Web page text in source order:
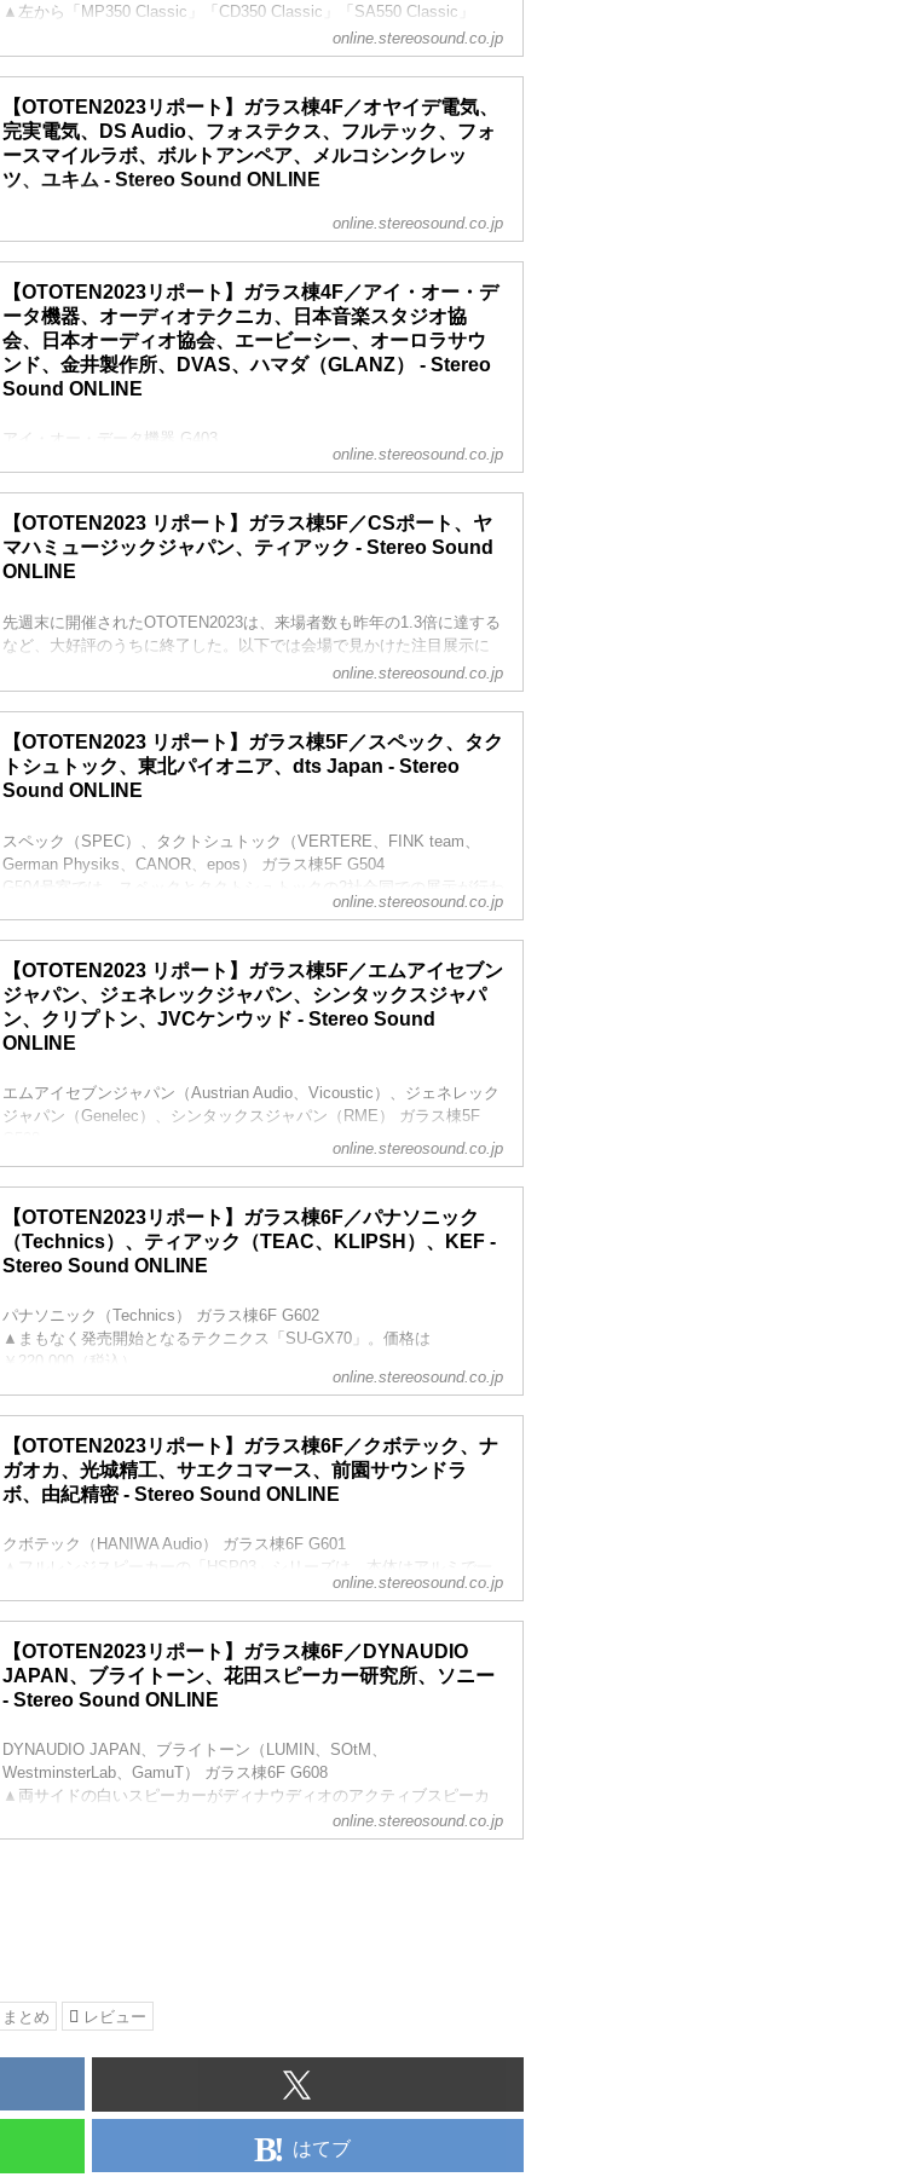
▲左から「MP350 Classic」「CD350 Classic」「SA550 Classic」
ハーマンインターナショナルでは、ガラス棟4F G409ブースを大きく二
つ――JBLコーナー、JBLハイエンドコーナー――に分けて、展示・試
聴を実施。エレベーターに近い方の入口（G408に近い方）入ってすぐ
のところには、既報の通り、プリメインアンプ「SA750」に続くJBL
CL...
online.stereosound.co.jp
【OTOTEN2023リポート】ガラス棟4F／オヤイデ電気、
完実電気、DS Audio、フォステクス、フルテック、フォ
ースマイルラボ、ボルトアンペア、メルコシンクレッ
ツ、ユキム - Stereo Sound ONLINE
あるパルシャットの使いこなしや、新製品の試聴会を行なっていた
昨年創業70周年を迎えたオヤイデ電気は、ラインナップするオーディ
オアクセサリーを、ブースいっぱいを使って多数展示。注目は、6月30
日から発売されるノイズ抑制シート「NRF-005L」（パルシャット）。
昨年末発売のテープタイプに続いて、シートタイプ（A4サイズ）の...
online.stereosound.co.jp
【OTOTEN2023リポート】ガラス棟4F／アイ・オー・デ
ータ機器、オーディオテクニカ、日本音楽スタジオ協
会、日本オーディオ協会、エービーシー、オーロラサウ
ンド、金井製作所、DVAS、ハマダ（GLANZ） - Stereo
Sound ONLINE
アイ・オー・データ機器 G403
▲ブースでは、新製品（参考展示）の「Soundgenic Plus」と「AS2」
「Soundgenic」の新製品となる「Soundgenic Plus」と、fidataブラン
ドの新製品「AS2」の展示が眼目で、実機を使って力の入った試聴デモ
ンストレーションを実施していた。Soundgenic Plusは、ハイレゾのス
Bl...
online.stereosound.co.jp
【OTOTEN2023 リポート】ガラス棟5F／CSポート、ヤ
マハミュージックジャパン、ティアック - Stereo Sound
ONLINE
先週末に開催されたOTOTEN2023は、来場者数も昨年の1.3倍に達する
など、大好評のうちに終了した。以下では会場で見かけた注目展示に
CSポート（CSPort） ガラス棟5F G501
CSポートでは、同社製ターンテーブル「TAT2M2」をメインにしたア
ナログレコード試聴システムを展示していた。フォノイコライザーに
は超高信頼管C3gを搭載した「C3EQM2」を組み合わせ、プリアンプに
も同じく超高信頼管C3gを用いた「C3PR」を使っている。パワーアン
online.stereosound.co.jp
【OTOTEN2023 リポート】ガラス棟5F／スペック、タク
トシュトック、東北パイオニア、dts Japan - Stereo
Sound ONLINE
スペック（SPEC）、タクトシュトック（VERTERE、FINK team、
German Physiks、CANOR、epos） ガラス棟5F G504
G504号室では、スペックとタクトシュトックの2社合同での展示が行わ
れ、交代でそれぞれの製品を紹介するデモが開催されていた。
MCカートリッジ「MYSTIC MC」を組み合わせたシステムでアナログ
レコード...
online.stereosound.co.jp
【OTOTEN2023 リポート】ガラス棟5F／エムアイセブン
ジャパン、ジェネレックジャパン、シンタックスジャパ
ン、クリプトン、JVCケンウッド - Stereo Sound
ONLINE
エムアイセブンジャパン（Austrian Audio、Vicoustic）、ジェネレック
ジャパン（Genelec）、シンタックスジャパン（RME） ガラス棟5F
G508号室では、ジェネレックのスピーカーを使った6.1.4システムが準
備され、マランツの最新AVプリアンプ「AV10」との組み合わせでイマ
ーシブサウンドを体験できるようになっていた。
さらにそのサラウンドシステムが置かれた室内には、壁一面に
Vicousticの調音パネルが設置されており、イベント会場とは思えない
ほどのS...
online.stereosound.co.jp
【OTOTEN2023リポート】ガラス棟6F／パナソニック
（Technics）、ティアック（TEAC、KLIPSH）、KEF -
Stereo Sound ONLINE
パナソニック（Technics） ガラス棟6F G602
▲まもなく発売開始となるテクニクス「SU-GX70」。価格は
￥220,000（税込）
テクニクスブースに入ってすぐ、最も目立つ場所に置かれていたの
生に加え、テクニクス初となるARC対応のHDMI入力端子も備えた話題
のモデルだ。実際、本機のすぐ横にはパナソニックのディスプレイ
が、その下のラックにCDプレー...
online.stereosound.co.jp
【OTOTEN2023リポート】ガラス棟6F／クボテック、ナ
ガオカ、光城精工、サエクコマース、前園サウンドラ
ボ、由紀精密 - Stereo Sound ONLINE
クボテック（HANIWA Audio） ガラス棟6F G601
▲フルレンジスピーカーの「HSP03」シリーズは、本体はアルミで一
体鋳造されることで、頑丈で気密性が高く、共鳴や振動が発生しない
リーズ、デジタルアンプ「HDSA03」、ターンテーブルなどを展示、試
聴会を行なった。ハニワのシステムは、DSPを搭載したHDSA03でスピ
ーカーの物理特性を正確に補正し、インパルス応答を合わせて再生す
online.stereosound.co.jp
【OTOTEN2023リポート】ガラス棟6F／DYNAUDIO
JAPAN、ブライトーン、花田スピーカー研究所、ソニー
- Stereo Sound ONLINE
DYNAUDIO JAPAN、ブライトーン（LUMIN、SOtM、
WestminsterLab、GamuT） ガラス棟6F G608
▲両サイドの白いスピーカーがディナウディオのアクティブスピーカ
ディナウディオとブライトーンは合同で出展。ディナウディオは新し
online.stereosound.co.jp
まとめ レビュー
はてブ